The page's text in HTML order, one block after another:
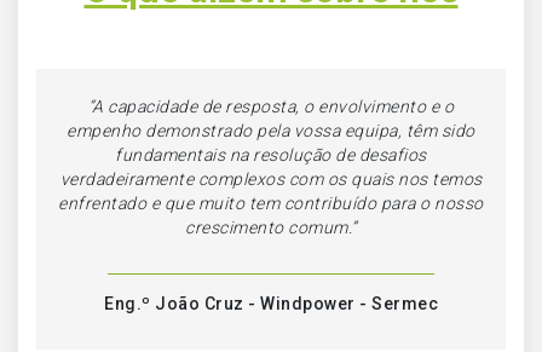
“A capacidade de resposta, o envolvimento e o
empenho demonstrado pela vossa equipa, têm sido
fundamentais na resolução de desafios
verdadeiramente complexos com os quais nos temos
enfrentado e que muito tem contribuído para o nosso
crescimento comum.”
Eng.º João Cruz - Windpower - Sermec